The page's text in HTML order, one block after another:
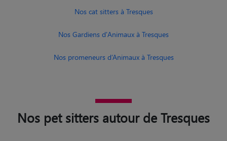
Nos cat sitters à Tresques
Nos Gardiens d'Animaux à Tresques
Nos promeneurs d’Animaux à Tresques
Nos pet sitters autour de Tresques